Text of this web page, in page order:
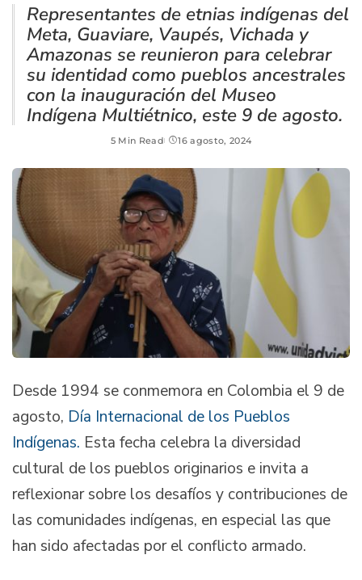
Representantes de etnias indígenas del
Meta, Guaviare, Vaupés, Vichada y
Amazonas se reunieron para celebrar
su identidad como pueblos ancestrales
con la inauguración del Museo
Indígena Multiétnico, este 9 de agosto.
5 Min Read 16 agosto, 2024
Desde 1994 se conmemora en Colombia el 9 de
agosto, Día Internacional de los Pueblos
Indígenas. Esta fecha celebra la diversidad
cultural de los pueblos originarios e invita a
reflexionar sobre los desafíos y contribuciones de
las comunidades indígenas, en especial las que
han sido afectadas por el conflicto armado.